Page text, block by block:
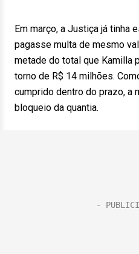
Em março, a Justiça já tinha
pagasse multa de mesmo
metade do total que Kamilla
torno de R$ 14 milhões.
cumprido dentro do prazo, a
bloqueio da quantia.